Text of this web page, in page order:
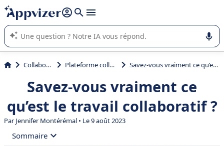
répondre (plusieurs lignes avec
L'IA de Appvizer vous guide dans l'utilisation ou la sélection de
logiciel SaaS en entreprise.
Collaboration Plateforme collaborative Savez-vous vraiment ce qu’est le travail collaboratif ?
Savez-vous vraiment ce
qu’est le travail collaboratif ?
ParJennifer Montérémal • Le 9 août 2023
Sommaire